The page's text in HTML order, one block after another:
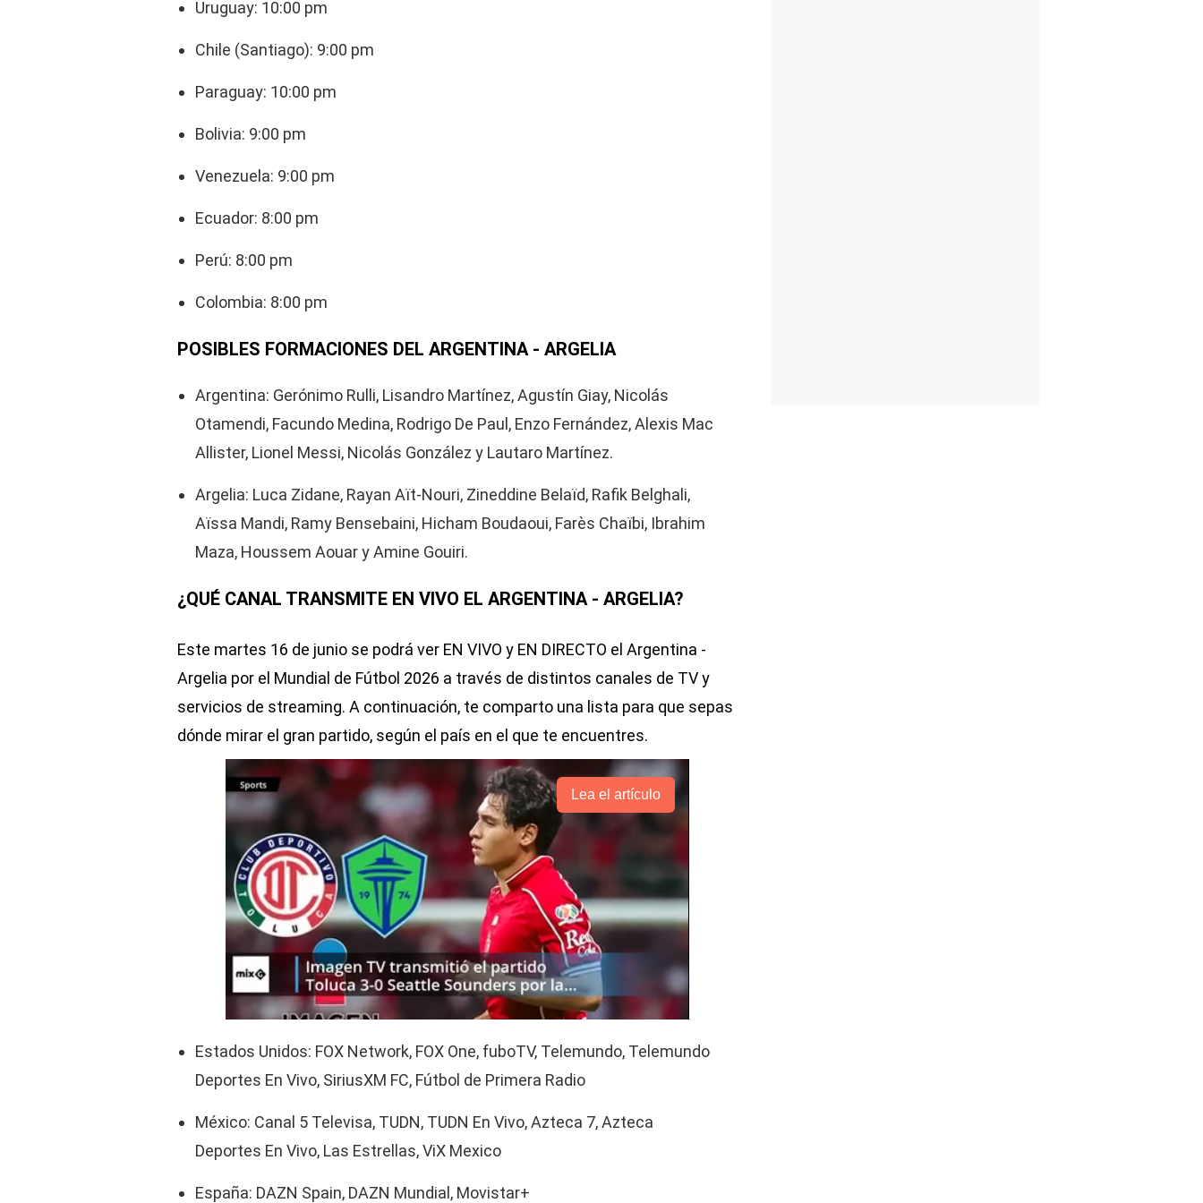
Uruguay: 10:00 pm
Chile (Santiago): 9:00 pm
Paraguay: 10:00 pm
Bolivia: 9:00 pm
Venezuela: 9:00 pm
Ecuador: 8:00 pm
Perú: 8:00 pm
Colombia: 8:00 pm
POSIBLES FORMACIONES DEL ARGENTINA - ARGELIA
Argentina: Gerónimo Rulli, Lisandro Martínez, Agustín Giay, Nicolás
Otamendi, Facundo Medina, Rodrigo De Paul, Enzo Fernández, Alexis Mac
Allister, Lionel Messi, Nicolás González y Lautaro Martínez.
Argelia: Luca Zidane, Rayan Aït-Nouri, Zineddine Belaïd, Rafik Belghali,
Aïssa Mandi, Ramy Bensebaini, Hicham Boudaoui, Farès Chaïbi, Ibrahim
Maza, Houssem Aouar y Amine Gouiri.
¿QUÉ CANAL TRANSMITE EN VIVO EL ARGENTINA - ARGELIA?
Este martes 16 de junio se podrá ver EN VIVO y EN DIRECTO el Argentina -
Argelia por el Mundial de Fútbol 2026 a través de distintos canales de TV y
servicios de streaming. A continuación, te comparto una lista para que sepas
dónde mirar el gran partido, según el país en el que te encuentres.
Lea el artículo
Estados Unidos: FOX Network, FOX One, fuboTV, Telemundo, Telemundo
Deportes En Vivo, SiriusXM FC, Fútbol de Primera Radio
México: Canal 5 Televisa, TUDN, TUDN En Vivo, Azteca 7, Azteca
Deportes En Vivo, Las Estrellas, ViX Mexico
España: DAZN Spain, DAZN Mundial, Movistar+